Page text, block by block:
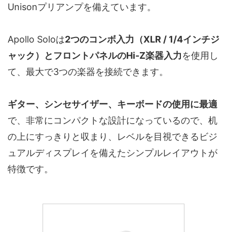
Unisonプリアンプを備えています。
Apollo Soloは2つのコンボ入力（XLR / 1/4インチジ
ャック）とフロントパネルのHi-Z楽器入力を使用し
て、最大で3つの楽器を接続できます。
ギター、シンセサイザー、キーボードの使用に最適
で、非常にコンパクトな設計になっているので、机
の上にすっきりと収まり、レベルを目視できるビジ
ュアルディスプレイを備えたシンプルレイアウトが
特徴です。